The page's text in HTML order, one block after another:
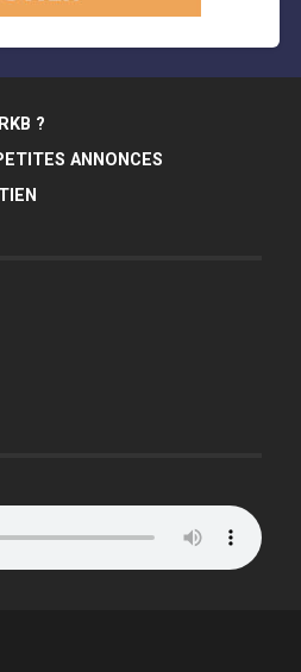
?
ANNONCES